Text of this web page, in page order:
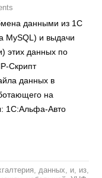
данными из 1С
MySQL) и выдачи
этих данных по
Скрипт
данных в
на
1С:Альфа-Авто
, данных, и, из,